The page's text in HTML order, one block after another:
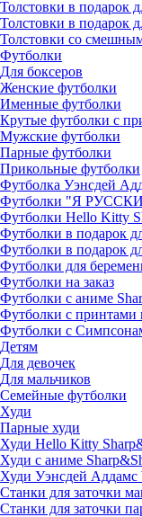
Толстовки в подарок
Толстовки в подарок
Толстовки со
Футболки
Для боксеров
Женские футболки
Именные футболки
Крутые футболки с
Мужские футболки
Парные футболки
Прикольные футболки
Футболка Уэнсдей
Футболки "Я
Футболки Hello Kitty
Футболки в подарок
Футболки в подарок
Футболки для
Футболки на заказ
Футболки с аниме
Футболки с принтами
Футболки с
Детям
Для девочек
Для мальчиков
Семейные футболки
Худи
Парные худи
Худи Hello Kitty
Худи с аниме
Худи Уэнсдей Аддамс
Станки для заточки
Станки для заточки